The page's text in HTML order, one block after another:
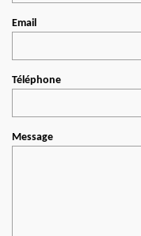
Email
Téléphone
Message